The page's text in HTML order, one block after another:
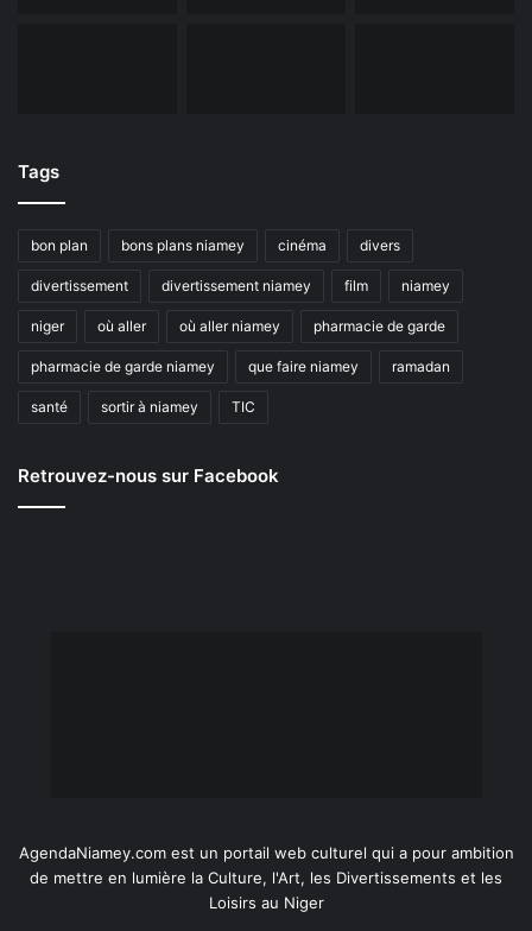
Tags
bon plan bons plans niamey cinéma divers
divertissement divertissement niamey film niamey
niger où aller où aller niamey pharmacie de garde
pharmacie de garde niamey que faire niamey ramadan
santé sortir à niamey TIC
Retrouvez-nous sur Facebook
AgendaNiamey.com est un portail web culturel qui a pour ambition
de mettre en lumière la Culture, l'Art, les Divertissements et les
Loisirs au Niger